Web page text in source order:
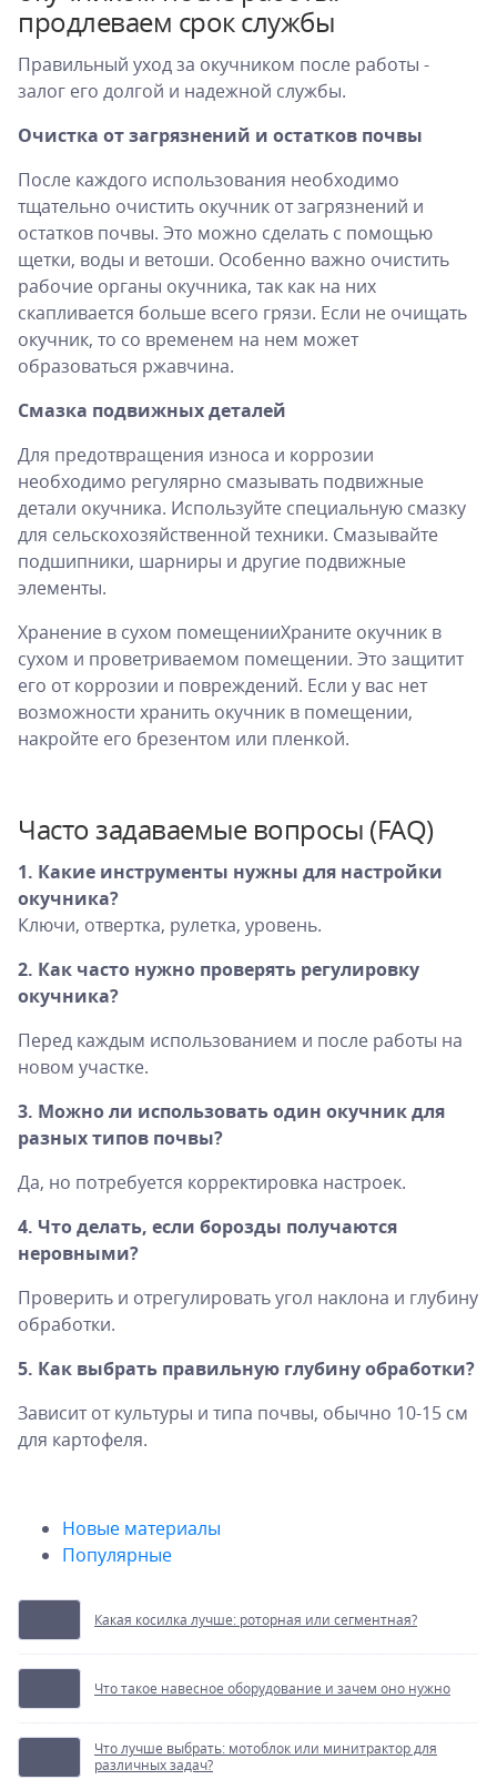
продлеваем срок службы
Правильный уход за окучником после работы -
залог его долгой и надежной службы.
Очистка от загрязнений и остатков почвы
После каждого использования необходимо
тщательно очистить окучник от загрязнений и
остатков почвы. Это можно сделать с помощью
щетки, воды и ветоши. Особенно важно очистить
рабочие органы окучника, так как на них
скапливается больше всего грязи. Если не очищать
окучник, то со временем на нем может
образоваться ржавчина.
Смазка подвижных деталей
Для предотвращения износа и коррозии
необходимо регулярно смазывать подвижные
детали окучника. Используйте специальную смазку
для сельскохозяйственной техники. Смазывайте
подшипники, шарниры и другие подвижные
элементы.
Хранение в сухом помещенииХраните окучник в
сухом и проветриваемом помещении. Это защитит
его от коррозии и повреждений. Если у вас нет
возможности хранить окучник в помещении,
накройте его брезентом или пленкой.
Часто задаваемые вопросы (FAQ)
1. Какие инструменты нужны для настройки
окучника?
Ключи, отвертка, рулетка, уровень.
2. Как часто нужно проверять регулировку
окучника?
Перед каждым использованием и после работы на
новом участке.
3. Можно ли использовать один окучник для
разных типов почвы?
Да, но потребуется корректировка настроек.
4. Что делать, если борозды получаются
неровными?
Проверить и отрегулировать угол наклона и глубину
обработки.
5. Как выбрать правильную глубину обработки?
Зависит от культуры и типа почвы, обычно 10-15 см
для картофеля.
Новые материалы
Популярные
Какая косилка лучше: роторная или сегментная?
Что такое навесное оборудование и зачем оно нужно
Что лучше выбрать: мотоблок или минитрактор для
различных задач?